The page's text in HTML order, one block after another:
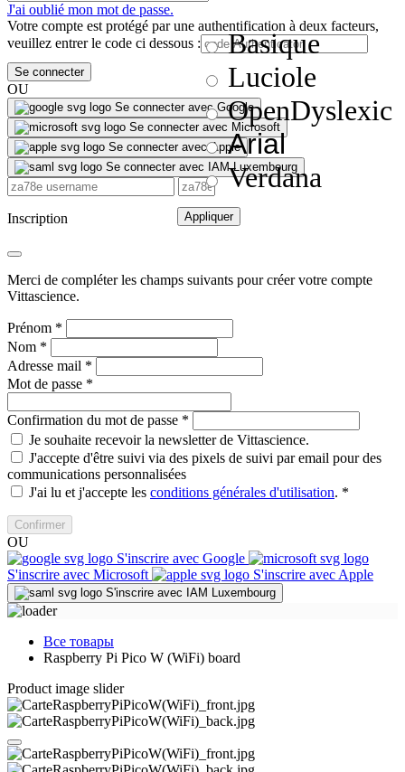
J'ai oublié mon mot de passe.
Votre compte est protégé par une authentification à deux facteurs,
veuillez entrer le code ci dessous :
Se connecter
OU
Se connecter avec Google
Se connecter avec Microsoft
Se connecter avec Apple
Se connecter avec IAM Luxembourg
Inscription
Merci de compléter les champs suivants pour créer votre compte
Vittascience.
Prénom *
Nom *
Adresse mail *
Mot de passe *
Confirmation du mot de passe *
Je souhaite recevoir la newsletter de Vittascience.
J'accepte d'être suivi via des pixels de suivi par email pour des
communications personnalisées
J'ai lu et j'accepte les conditions générales d'utilisation. *
Confirmer
OU
S'inscrire avec Google
S'inscrire avec Microsoft
S'inscrire avec Apple
S'inscrire avec IAM Luxembourg
Basique
Luciole
OpenDyslexic
Arial
Verdana
Appliquer
Все товары
Raspberry Pi Pico W (WiFi) board
Product image slider